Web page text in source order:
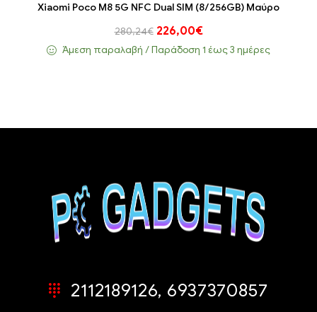
Xiaomi Poco M8 5G NFC Dual SIM (8/256GB) Μαύρο
280,24€ 226,00€
Άμεση παραλαβή / Παράδoση 1 έως 3 ημέρες
2112189126, 6937370857